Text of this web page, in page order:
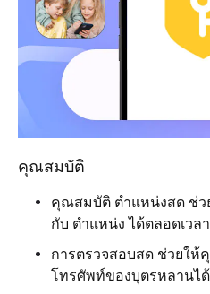
คุณสมบัติ
คุณสมบัติ ตำแหน่งสด ช่ว
กับ ตำแหน่ง ได้ตลอดเวลา
การตรวจสอบสด ช่วยใ
โทรศัพท์ของบุตรหลานได้